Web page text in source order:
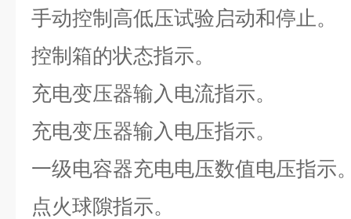
手动控制高低压试验启动和停止。
控制箱的状态指示。
充电变压器输入电流指示。
充电变压器输入电压指示。
一级电容器充电电压数值电压指示
点火球隙指示。